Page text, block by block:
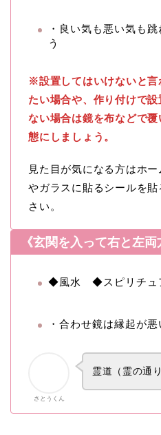
・良い気も悪い気も
う
※設置してはいけないと言
たい場合や、作り付けで
ない場合は鏡を布などで
態にしましょう。
見た目が気になる方はホ
やガラスに貼るシールを
さい。
《玄関を入って右と左両
◆風水 ◆スピリチュ
・合わせ鏡は縁起が
さとうくん
霊道（霊の通